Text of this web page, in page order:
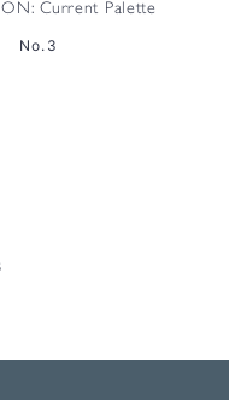
Current Palette
No.3